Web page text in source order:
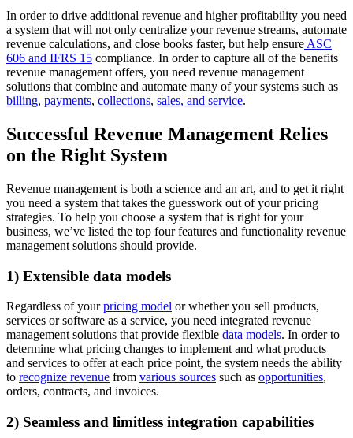
In order to drive additional revenue and higher profitability you need
a system that will not only centralize your revenue streams, automate
revenue calculations, and close books faster, but help ensure ASC
606 and IFRS 15 compliance. In order to capture all of the benefits
revenue management offers, you need revenue management
solutions that combine and automate many of your systems such as
billing, payments, collections, sales, and service.
Successful Revenue Management Relies
on the Right System
Revenue management is both a science and an art, and to get it right
you need a system that takes the guesswork out of your pricing
strategies. To help you choose a system that is right for your
business, we’ve listed the top four features and functionality revenue
management solutions should provide.
1) Extensible data models
Regardless of yourpricing model or whether you sell products,
services or software as a service, you need integrated revenue
management solutions that provide flexible data models. In order to
determine what pricing changes to implement and what products
and services to offer at each price point, the system needs the ability
to recognize revenue from various sources such as opportunities,
orders, contracts, and invoices.
2) Seamless and limitless integration capabilities